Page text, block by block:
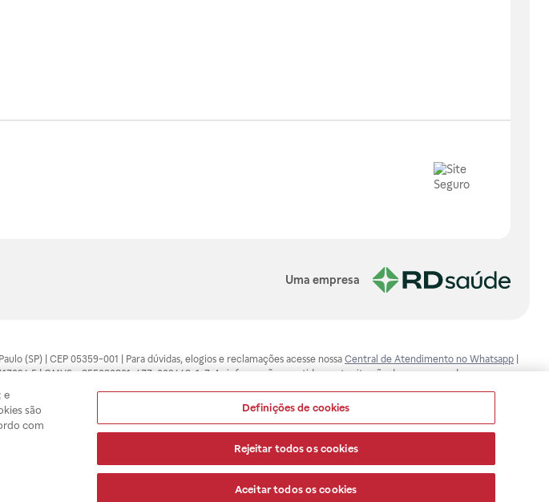
Uma empresa
(SP) | CEP 05359-001 | Para dúvidas, elogios e reclamações acesse nossa Central de Atendimento no Whatsapp
| CMVS - 355030801-477-002443-1-7. As informações contidas neste site não devem ser usadas para
o médico está apto a diagnosticar qualquer problema de saúde e prescrever o tratamento adequado. Ao
para compras feitas pela internet. Maiores esclarecimentos, consultar o site: www.anvisa.gov.br. A Raia Drogasil
A privacidade e a segurança dos clientes são compromissos da Raia Drogasil SA. Todos os pedidos
e
são
com
Definições de cookies
Rejeitar todos os cookies
Aceitar todos os cookies